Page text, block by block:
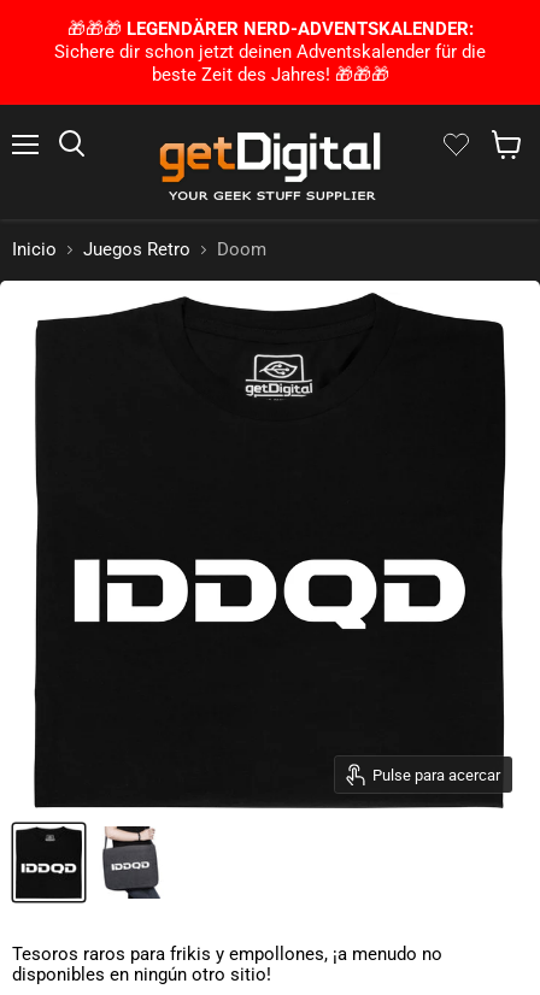
🎁🎁🎁 LEGENDÄRER NERD-ADVENTSKALENDER:
Sichere dir schon jetzt deinen Adventskalender für die
beste Zeit des Jahres! 🎁🎁🎁
Inicio Juegos Retro Doom
Pulse para acercar
Tesoros raros para frikis y empollones, ¡a menudo no
disponibles en ningún otro sitio!